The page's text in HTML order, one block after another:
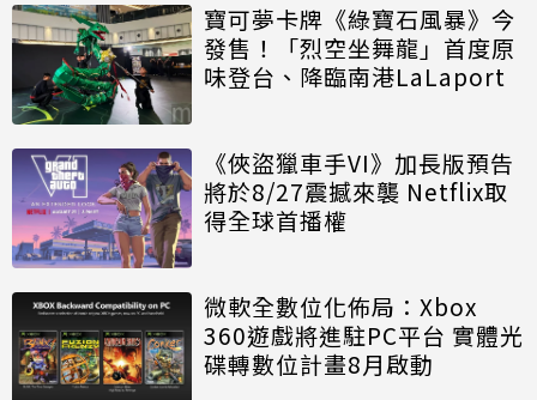
寶可夢卡牌《綠寶石風暴》今
發售！「烈空坐舞龍」首度原
味登台、降臨南港LaLaport
《俠盜獵車手VI》加長版預告
將於8/27震撼來襲 Netflix取
得全球首播權
微軟全數位化佈局：Xbox
360遊戲將進駐PC平台 實體光
碟轉數位計畫8月啟動